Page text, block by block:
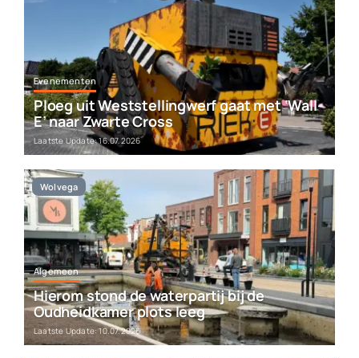
Evenementen
Ploeg uit Weststellingwerf gaat met ‘Wall-
E’ naar Zwarte Cross
Laatste Update: 16.07.2026
Wolvega
Algemeen
Hierom stond de waterpartij bij de
Oudheidkamer plots leeg
Laatste Update: 10.07.2026